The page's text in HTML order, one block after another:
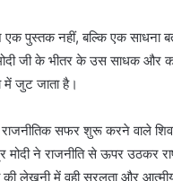
पुस्तक नहीं, बल्कि एक साधना
जी के भीतर के उस साधक और
में जुट जाता है।
सफर शुरू करने वाले
ने राजनीति से ऊपर उठकर
की लेखनी में वही सरलता और